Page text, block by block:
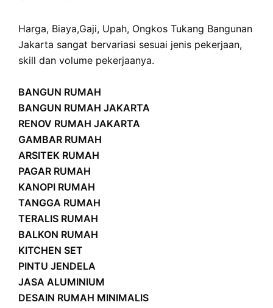
Harga, Biaya,Gaji, Upah, Ongkos Tukang Bangunan
Jakarta sangat bervariasi sesuai jenis pekerjaan,
skill dan volume pekerjaanya.
BANGUN RUMAH
BANGUN RUMAH JAKARTA
RENOV RUMAH JAKARTA
GAMBAR RUMAH
ARSITEK RUMAH
PAGAR RUMAH
KANOPI RUMAH
TANGGA RUMAH
TERALIS RUMAH
BALKON RUMAH
KITCHEN SET
PINTU JENDELA
JASA ALUMINIUM
DESAIN RUMAH MINIMALIS